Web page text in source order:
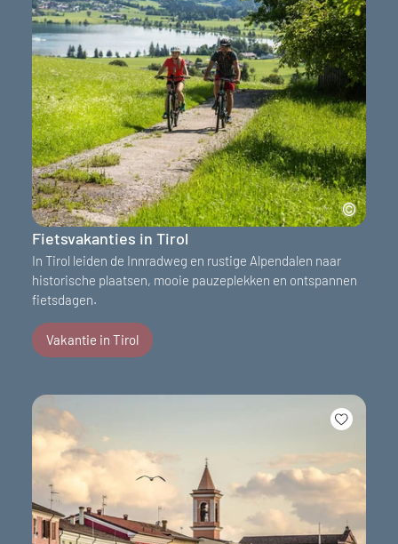
Fietsvakanties in Tirol
In Tirol leiden de Innradweg en rustige Alpendalen naar
historische plaatsen, mooie pauzeplekken en ontspannen
fietsdagen.
Vakantie in Tirol